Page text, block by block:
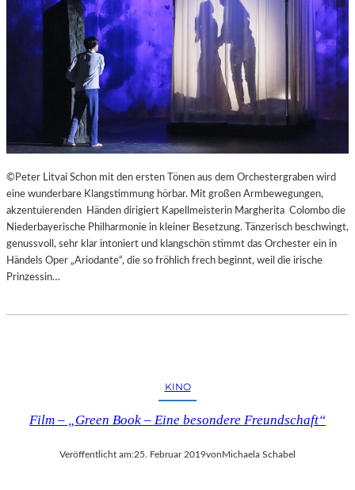
R
I
G
I
E
R
N
“
–
E
W
H
M
©Peter Litvai Schon mit den ersten Tönen aus dem Orchestergraben wird
eine wunderbare Klangstimmung hörbar. Mit großen Armbewegungen,
akzentuierenden Händen dirigiert Kapellmeisterin Margherita Colombo die
Niederbayerische Philharmonie in kleiner Besetzung. Tänzerisch beschwingt,
genussvoll, sehr klar intoniert und klangschön stimmt das Orchester ein in
Händels Oper „Ariodante“, die so fröhlich frech beginnt, weil die irische
Prinzessin…
KINO
Film – „Green Book – Eine besondere Freundschaft“
Veröffentlicht am:25. Februar 2019von Michaela Schabel